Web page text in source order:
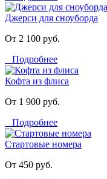
Джерси для сноуборда
От 2 100 руб.
Подробнее
Кофта из флиса
От 1 900 руб.
Подробнее
Стартовые номера
От 450 руб.